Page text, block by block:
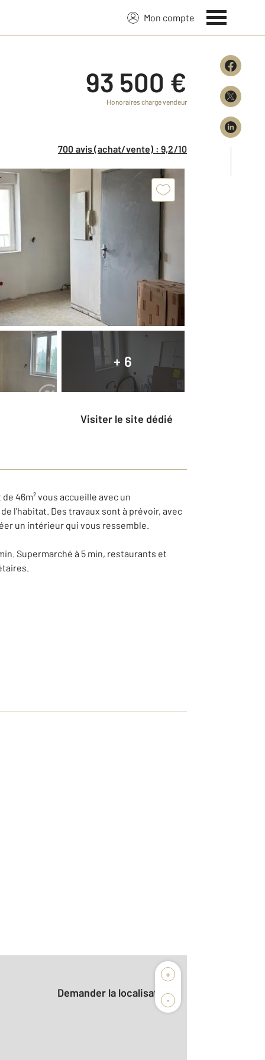
Mon compte
93 500 €
Honoraires charge vendeur
700 avis (achat/vente) : 9,2/10
+ 6
Visiter le site dédié
46m² vous accueille avec un
l'habitat. Des travaux sont à prévoir, avec
un intérieur qui vous ressemble.
Supermarché à 5 min, restaurants et
+
-
Demander la localisation